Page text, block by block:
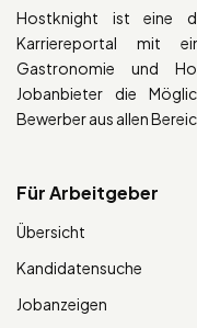
Hostknight ist eine
Karriereportal mit
Gastronomie und
Jobanbieter die
Bewerber aus allen
Für Arbeitgeber
Übersicht
Kandidatensuche
Jobanzeigen